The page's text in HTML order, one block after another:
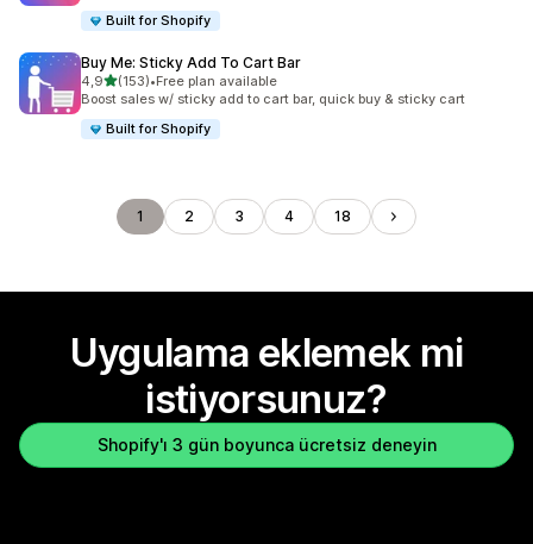
Built for Shopify
Buy Me: Sticky Add To Cart Bar
4,95 yıldız üzerinden
(153)
toplam 153 değerlendirme
•Free plan available
Boost sales w/ sticky add to cart bar, quick buy & sticky cart
Built for Shopify
1 2 3 4 18
Uygulama eklemek mi
istiyorsunuz?
Shopify'ı 3 gün boyunca ücretsiz deneyin